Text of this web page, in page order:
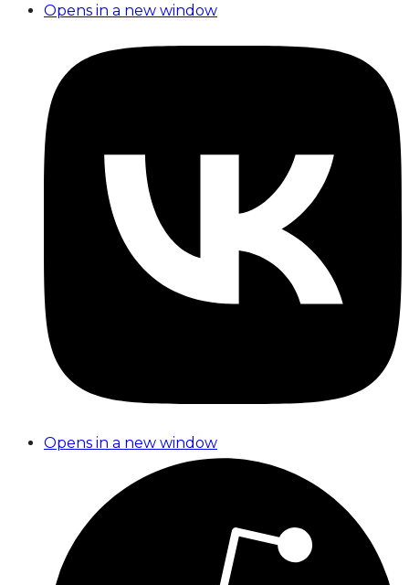
Opens in a new window
Opens in a new window